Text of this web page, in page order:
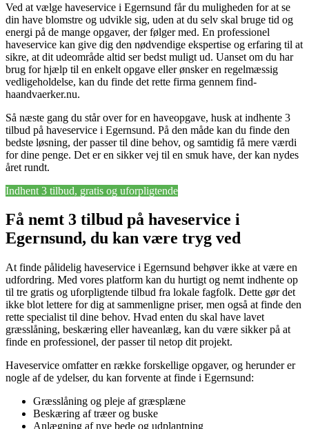
Ved at vælge haveservice i Egernsund får du muligheden for at se
din have blomstre og udvikle sig, uden at du selv skal bruge tid og
energi på de mange opgaver, der følger med. En professionel
haveservice kan give dig den nødvendige ekspertise og erfaring til at
sikre, at dit udeområde altid ser bedst muligt ud. Uanset om du har
brug for hjælp til en enkelt opgave eller ønsker en regelmæssig
vedligeholdelse, kan du finde det rette firma gennem find-
haandvaerker.nu.
Så næste gang du står over for en haveopgave, husk at indhente 3
tilbud på haveservice i Egernsund. På den måde kan du finde den
bedste løsning, der passer til dine behov, og samtidig få mere værdi
for dine penge. Det er en sikker vej til en smuk have, der kan nydes
året rundt.
Indhent 3 tilbud, gratis og uforpligtende
Få nemt 3 tilbud på haveservice i
Egernsund, du kan være tryg ved
At finde pålidelig haveservice i Egernsund behøver ikke at være en
udfordring. Med vores platform kan du hurtigt og nemt indhente op
til tre gratis og uforpligtende tilbud fra lokale fagfolk. Dette gør det
ikke blot lettere for dig at sammenligne priser, men også at finde den
rette specialist til dine behov. Hvad enten du skal have lavet
græsslåning, beskæring eller haveanlæg, kan du være sikker på at
finde en professionel, der passer til netop dit projekt.
Haveservice omfatter en række forskellige opgaver, og herunder er
nogle af de ydelser, du kan forvente at finde i Egernsund:
Græsslåning og pleje af græsplæne
Beskæring af træer og buske
Anlægning af nye bede og udplantning